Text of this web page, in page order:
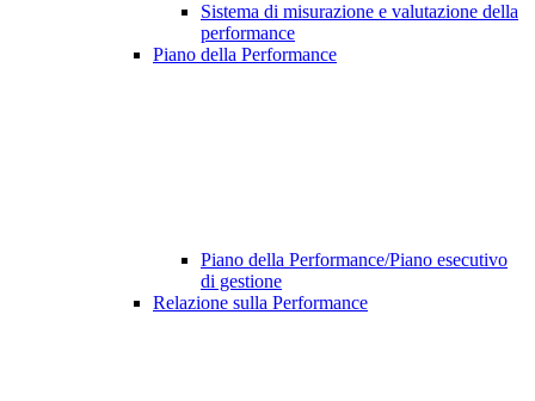
Sistema di misurazione e valutazione della
performance
Piano della Performance
Piano della Performance/Piano esecutivo
di gestione
Relazione sulla Performance